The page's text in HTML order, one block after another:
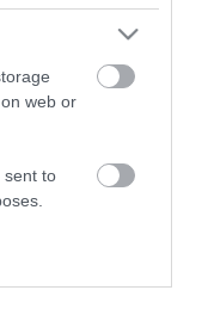
web or
sent to